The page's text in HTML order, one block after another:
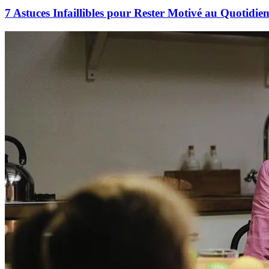
7 Astuces Infaillibles pour Rester Motivé au Quotidien